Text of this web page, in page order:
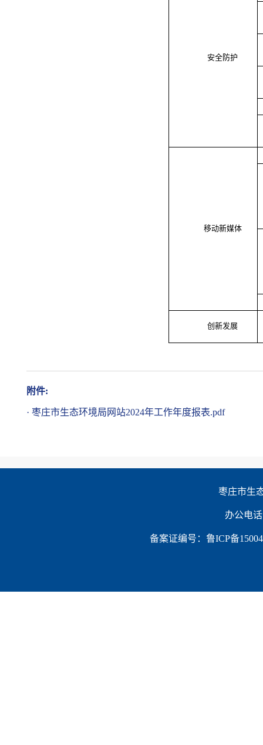
安全防护
移动新媒体
创新发展
附件:
· 枣庄市生态环境局网站2024年工作年度报表.pdf
枣庄市生
办公电
备案证编号：鲁ICP备